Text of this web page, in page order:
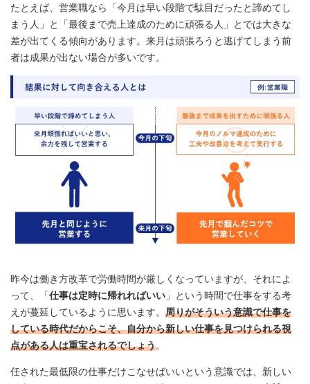
たとえば、営業職なら「今月は早い段階で駄目だったと諦めてし
まう人」と「最後まで売上達成のために頑張る人」とでは大きな
差が出てくる傾向があります。来月は頑張ろうと逃げてしまう前
者は成果が出ない場合が多いです。
昨今は働き方改革で労働時間が厳しくなっていますが、それによ
って、「仕事は定時に帰れればいい 」という時間で仕事をする考
えが蔓延しているように思います。 周りがそういう意識で仕事を
している時代だからこそ、自分から新しい仕事を見つけられる視
点がある人は重宝されるでしょう。
任された最低限の仕事だけこなせばいいという意識では、新しい